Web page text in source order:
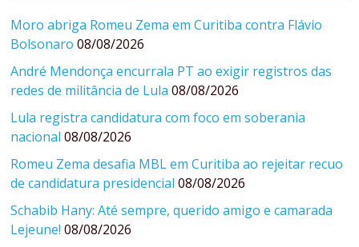
Moro abriga Romeu Zema em Curitiba contra Flávio
Bolsonaro 08/08/2026
André Mendonça encurrala PT ao exigir registros das
redes de militância de Lula 08/08/2026
Lula registra candidatura com foco em soberania
nacional 08/08/2026
Romeu Zema desafia MBL em Curitiba ao rejeitar recuo
de candidatura presidencial 08/08/2026
Schabib Hany: Até sempre, querido amigo e camarada
Lejeune! 08/08/2026